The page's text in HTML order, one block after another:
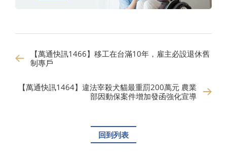
【萬通快訊1466】移工在台滿10年，雇主必設退休舊
制專戶
【萬通快訊1464】違法宰殺犬貓最重罰200萬元 農業
部因動保案件增加發函強化宣導
回到列表